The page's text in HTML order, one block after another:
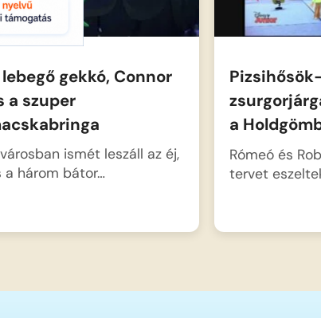
gekkó, Connor
a szuper
ismét leszáll az éj,
a három bátor…
a
Rómeó és
tervet